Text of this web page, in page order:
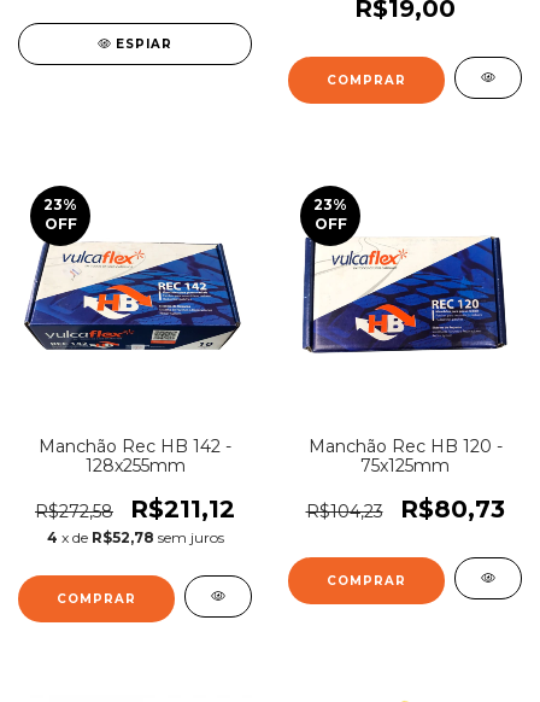
ESPIAR
R$19,00
23%
OFF
Manchão Rec HB 142 -
128x255mm
R$272,58 R$211,12
4 x de R$52,78 sem juros
23%
OFF
Manchão Rec HB 120 -
75x125mm
R$104,23 R$80,73